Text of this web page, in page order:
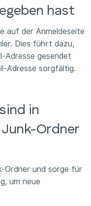
hast
auf der Anmeldeseite
Dies führt dazu,
Adresse gesendet
Adresse sorgfältig.
in
Ordner
Ordner und sorge für
um neue